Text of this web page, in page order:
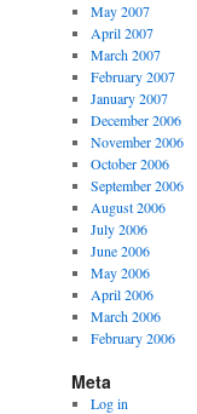
May 2007
April 2007
March 2007
February 2007
January 2007
December 2006
November 2006
October 2006
September 2006
August 2006
July 2006
June 2006
May 2006
April 2006
March 2006
February 2006
Meta
Log in